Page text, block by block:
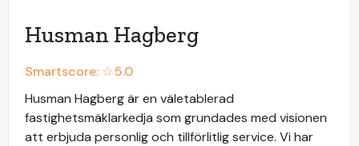
Husman Hagberg
Smartscore: ☆5.0
Husman Hagberg är en väletablerad
fastighetsmäklarkedja som grundades med visionen
att erbjuda personlig och tillförlitlig service. Vi har